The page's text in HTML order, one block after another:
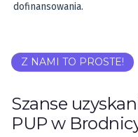
dofinansowania.
Z NAMI TO PROSTE!
Szanse
PUP w